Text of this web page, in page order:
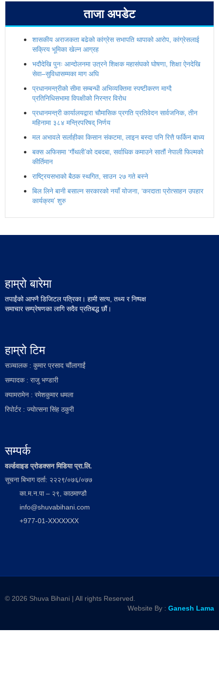
ताजा अपडेट
शासकीय अराजकता बढेको कांग्रेस सभापति थापाको आरोप, कांग्रेसलाई
सक्रिय भूमिका खेल्न आग्रह
भदौदेखि पुनः आन्दोलनमा उत्रने शिक्षक महासंघको घोषणा, शिक्षा ऐनदेखि
सेवा–सुविधासम्मका माग अघि
प्रधानमन्त्रीको सीमा सम्बन्धी अभिव्यक्तिमा स्पष्टीकरण माग्दै
प्रतिनिधिसभामा विपक्षीको निरन्तर विरोध
प्रधानमन्त्री कार्यालयद्वारा चौमासिक प्रगति प्रतिवेदन सार्वजनिक, तीन
महिनामा ३८४ मन्त्रिपरिषद् निर्णय
मल अभावले सर्लाहीका किसान संकटमा, लाइन बस्दा पनि रित्तै फर्किन बाध्य
बक्स अफिसमा ‘गौंथली’को दबदबा, सर्वाधिक कमाउने सातौं नेपाली फिल्मको
कीर्तिमान
राष्ट्रियसभाको बैठक स्थगित, साउन २७ गते बस्ने
बिल लिने बानी बसाल्न सरकारको नयाँ योजना, ‘करदाता प्रोत्साहन उपहार
कार्यक्रम’ शुरु
हाम्रो बारेमा
तपाईंको आफ्नै डिजिटल पत्रिका। हामी सत्य, तथ्य र निष्पक्ष
समाचार सम्प्रेषणका लागि सदैव प्रतिबद्ध छौं।
हाम्रो टिम
सञ्चालक : कुमार प्रसाद चौंलागाईं
सम्पादक : राजु भण्डारी
क्यामरामेन : रमेशकुमार धमला
रिपोर्टर : ज्योत्सना सिंह ठकुरी
सम्पर्क
वर्ल्डवाइड प्रोडक्सन मिडिया प्रा.लि.
सूचना बिभाग दर्ता: २२२९/०७६/०७७
का.म.न.पा – २९, काठमाण्डौ
info@shuvabihani.com
+977-01-XXXXXXX
© 2026 Shuva Bihani | All rights Reserved.
Website By : Ganesh Lama